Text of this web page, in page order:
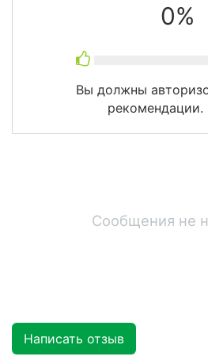
0%
Вы должны
рекомендации.
Сообщения не
Написать отзыв